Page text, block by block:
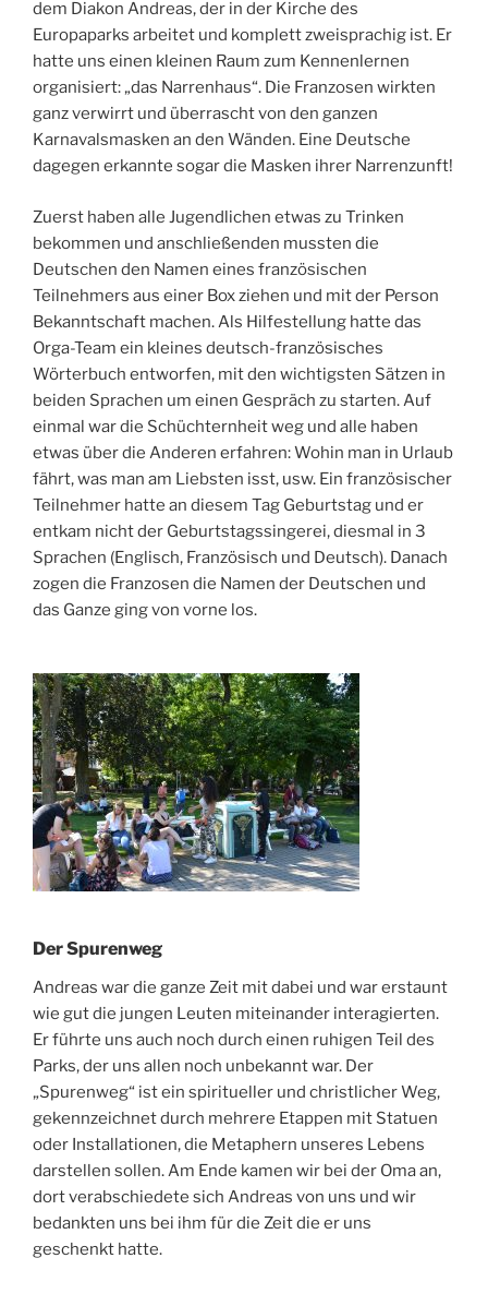
dem Diakon Andreas, der in der Kirche des
Europaparks arbeitet und komplett zweisprachig ist. Er
hatte uns einen kleinen Raum zum Kennenlernen
organisiert: „das Narrenhaus“. Die Franzosen wirkten
ganz verwirrt und überrascht von den ganzen
Karnavalsmasken an den Wänden. Eine Deutsche
dagegen erkannte sogar die Masken ihrer Narrenzunft!
Zuerst haben alle Jugendlichen etwas zu Trinken
bekommen und anschließenden mussten die
Deutschen den Namen eines französischen
Teilnehmers aus einer Box ziehen und mit der Person
Bekanntschaft machen. Als Hilfestellung hatte das
Orga-Team ein kleines deutsch-französisches
Wörterbuch entworfen, mit den wichtigsten Sätzen in
beiden Sprachen um einen Gespräch zu starten. Auf
einmal war die Schüchternheit weg und alle haben
etwas über die Anderen erfahren: Wohin man in Urlaub
fährt, was man am Liebsten isst, usw. Ein französischer
Teilnehmer hatte an diesem Tag Geburtstag und er
entkam nicht der Geburtstagssingerei, diesmal in 3
Sprachen (Englisch, Französisch und Deutsch). Danach
zogen die Franzosen die Namen der Deutschen und
das Ganze ging von vorne los.
Der Spurenweg
Andreas war die ganze Zeit mit dabei und war erstaunt
wie gut die jungen Leuten miteinander interagierten.
Er führte uns auch noch durch einen ruhigen Teil des
Parks, der uns allen noch unbekannt war. Der
„Spurenweg“ ist ein spiritueller und christlicher Weg,
gekennzeichnet durch mehrere Etappen mit Statuen
oder Installationen, die Metaphern unseres Lebens
darstellen sollen. Am Ende kamen wir bei der Oma an,
dort verabschiedete sich Andreas von uns und wir
bedankten uns bei ihm für die Zeit die er uns
geschenkt hatte.